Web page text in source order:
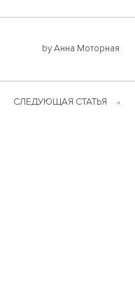
by Анна Моторная
СЛЕДУЮЩАЯ СТАТЬЯ